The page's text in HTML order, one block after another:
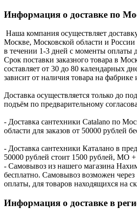
Информация о доставке по
Наша компания осуществляет
Москве, Московской области и России
в течении 1-3 дней с моменты оплаты
Срок поставки заказного товара в
составляет от 30 до 80 календарных
зависит от наличия товара на фабрике
Доставка осуществляется только до
подъём по предварительному
- Доставка сантехники Catalano по
области для заказов от 50000 рублей
- Доставка сантехники Каталано в
50000 рублей стоит 1500 рублей, МО
- Самовывоз из нашего магазина
бесплатно. Самовывоз возможен
оплаты, для товаров находящихся на
Информация о доставке в